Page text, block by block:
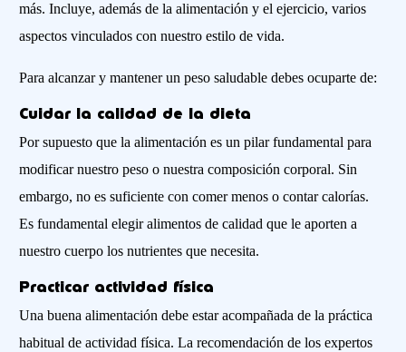
más. Incluye, además de la alimentación y el ejercicio, varios
aspectos vinculados con nuestro estilo de vida.
Para alcanzar y mantener un peso saludable debes ocuparte de:
Cuidar la calidad de la dieta
Por supuesto que la alimentación es un pilar fundamental para
modificar nuestro peso o nuestra composición corporal. Sin
embargo, no es suficiente con comer menos o contar calorías.
Es fundamental elegir alimentos de calidad que le aporten a
nuestro cuerpo los nutrientes que necesita.
Practicar actividad física
Una buena alimentación debe estar acompañada de la práctica
habitual de actividad física. La recomendación de los expertos